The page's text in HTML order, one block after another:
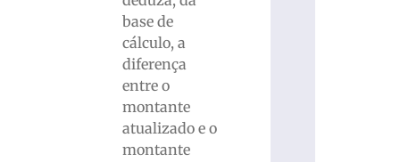
base de
cálculo, a
diferença
entre o
montante
atualizado e o
montante